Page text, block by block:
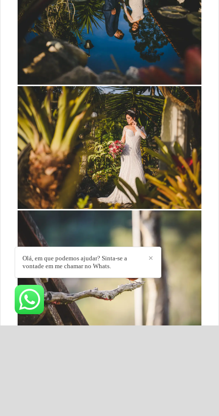
✕
Olá, em que podemos ajudar? Sinta-se a
vontade em me chamar no Whats.